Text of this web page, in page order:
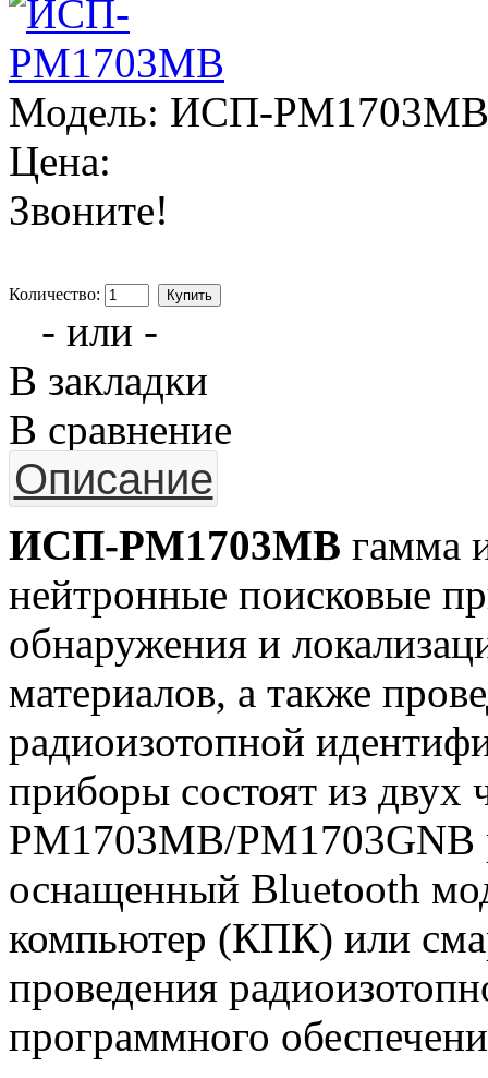
Модель: ИСП-РМ1703МB
Цена:
Звоните!
Количество:
- или -
В закладки
В сравнение
Описание
ИСП-PM1703MB гамма
нейтронные поисковые
обнаружения и
материалов, а также
радиоизотопной
приборы состоят из
PM1703MB/PM1703GNB
оснащенный Bluetooth
компьютер (КПК) или
проведения
программного